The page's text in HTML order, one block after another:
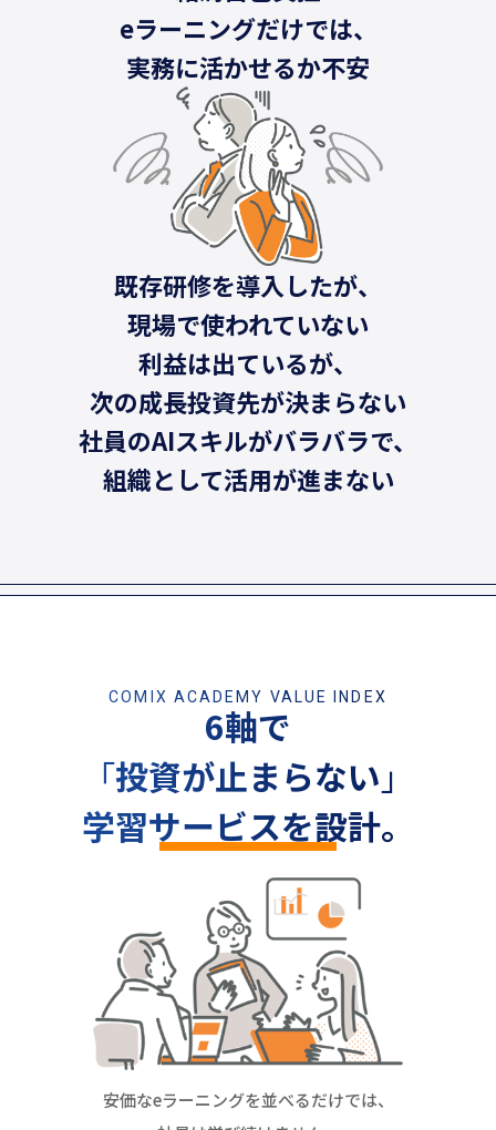
既存研修を導入したが、
現場で使われていない
eラーニングだけでは、
実務に活かせるか不安
利益は出ているが、
次の成長投資先が決まらない
社員のAIスキルがバラバラで、
組織として活用が進まない
COMIX ACADEMY VALUE INDEX
6軸で
「投資が止まらない 」
学習サービスを設計。
安価なeラーニングを並べるだけでは、